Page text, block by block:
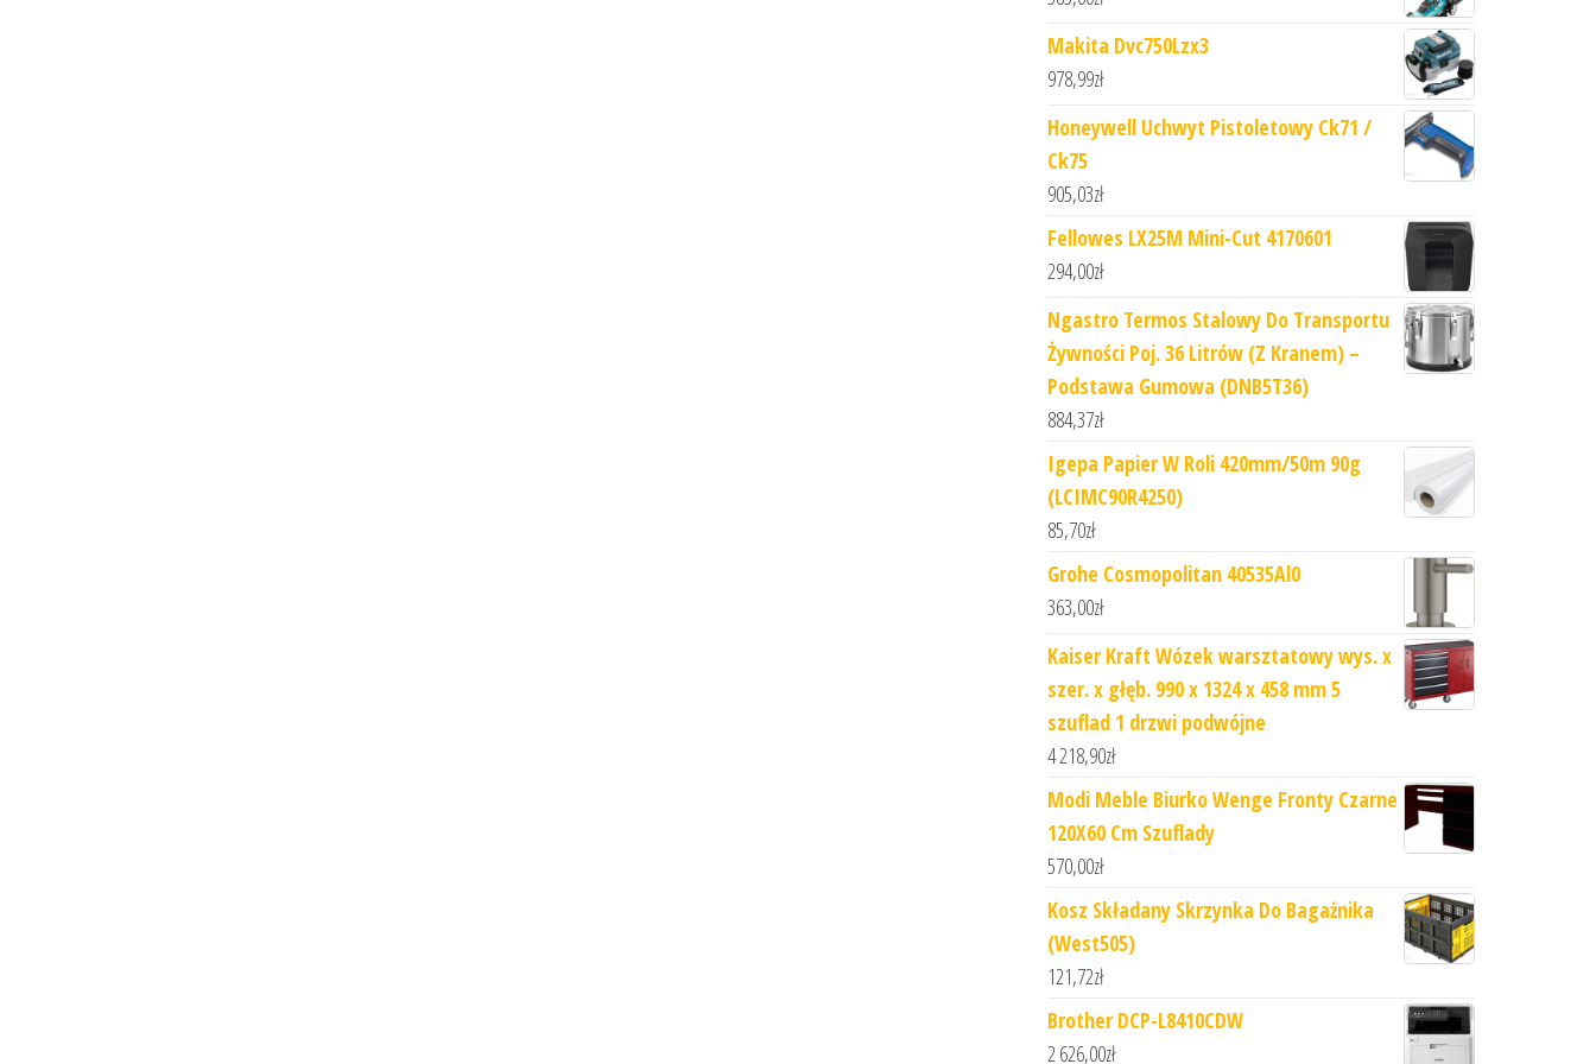
Makita Dvc750Lzx3
978,99zł
Honeywell Uchwyt Pistoletowy Ck71 /
Ck75
905,03zł
Fellowes LX25M Mini-Cut 4170601
294,00zł
Ngastro Termos Stalowy Do Transportu
Żywności Poj. 36 Litrów (Z Kranem) –
Podstawa Gumowa (DNB5T36)
884,37zł
Igepa Papier W Roli 420mm/50m 90g
(LCIMC90R4250)
85,70zł
Grohe Cosmopolitan 40535Al0
363,00zł
Kaiser Kraft Wózek warsztatowy wys. x
szer. x głęb. 990 x 1324 x 458 mm 5
szuflad 1 drzwi podwójne
4 218,90zł
Modi Meble Biurko Wenge Fronty Czarne
120X60 Cm Szuflady
570,00zł
Kosz Składany Skrzynka Do Bagażnika
(West505)
121,72zł
Brother DCP-L8410CDW
2 626,00zł